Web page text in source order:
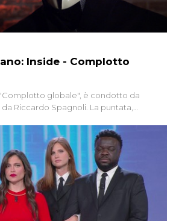
Inside - Complotto
globale", è condotto da
Riccardo Spagnoli. La puntata,
narrazioni alternative, dei sospetti
che negli ultimi anni hanno invaso
piazze digitali e immaginario collettivo.